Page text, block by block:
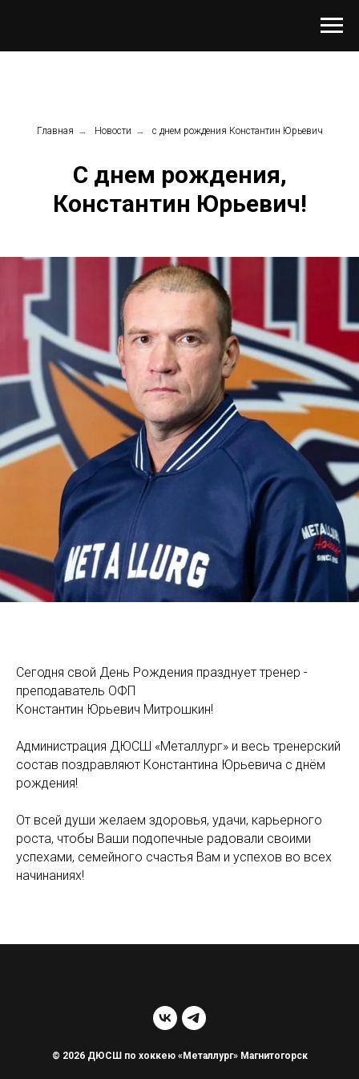
Главная → Новости → с днем рождения Константин Юрьевич
С днем рождения,
Константин Юрьевич!
Сегодня свой День Рождения празднует тренер -
преподаватель ОФП
Константин Юрьевич Митрошкин!
Администрация ДЮСШ «Металлург» и весь тренерский
состав поздравляют Константина Юрьевича с днём
рождения!
От всей души желаем здоровья, удачи, карьерного
роста, чтобы Ваши подопечные радовали своими
успехами, семейного счастья Вам и успехов во всех
начинаниях!
© 2026 ДЮСШ по хоккею «Металлург» Магнитогорск